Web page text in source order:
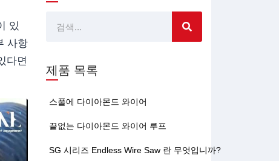
있
사항
다면
찾
제품 목록
스풀에 다이아몬드 와이어
끝없는 다이아몬드 와이어 루프
SG 시리즈 Endless Wire Saw 란 무엇입니까?